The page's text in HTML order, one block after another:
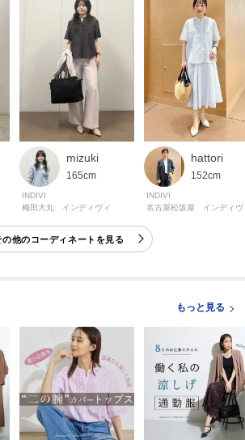
B79 W59 H87 着用サイズ：38（M）
mizuki
165cm
INDIVI
梅田大丸 インディヴィ
hattori
152cm
INDIVI
名古屋松坂屋 インディヴ
の他のコーディネートを見る
もっと見る